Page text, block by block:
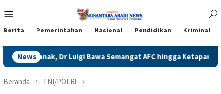
ke
Mobile
Berita Pemerintahan Nasional Pendidikan Kriminal
News
Dr Luigi Bawa Semangat AFC hingga Ketapang
Beranda TNI/POLRI